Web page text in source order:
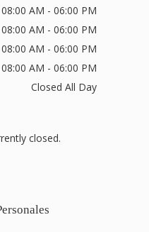
08:00 AM - 06:00 PM
08:00 AM - 06:00 PM
08:00 AM - 06:00 PM
08:00 AM - 06:00 PM
Closed All Day
closed.